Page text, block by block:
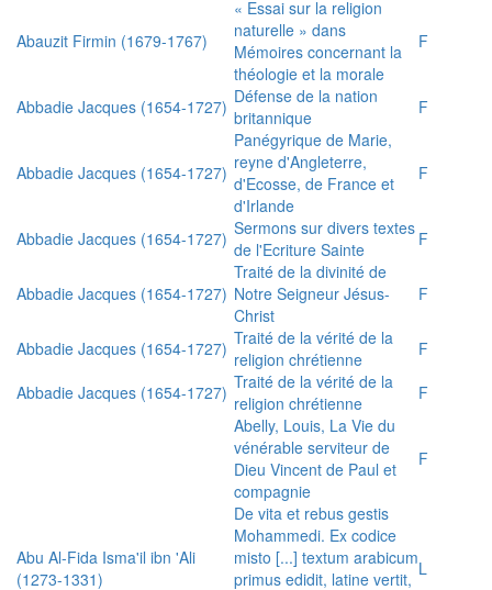
Abauzit Firmin (1679-1767)
« Essai sur la religion
naturelle » dans
Mémoires concernant la
théologie et la morale
F
Abbadie Jacques (1654-1727) Défense de la nation
britannique
F
Abbadie Jacques (1654-1727)
Panégyrique de Marie,
reyne d'Angleterre,
d'Ecosse, de France et
d'Irlande
F
Abbadie Jacques (1654-1727) Sermons sur divers textes
de l'Ecriture Sainte
F
Abbadie Jacques (1654-1727)
Traité de la divinité de
Notre Seigneur Jésus-
Christ
F
Abbadie Jacques (1654-1727) Traité de la vérité de la
religion chrétienne
F
Abbadie Jacques (1654-1727) Traité de la vérité de la
religion chrétienne
F
Abelly, Louis, La Vie du
vénérable serviteur de
Dieu Vincent de Paul et
compagnie
F
Abu Al-Fida Isma'il ibn 'Ali
(1273-1331)
De vita et rebus gestis
Mohammedi. Ex codice
misto [...] textum arabicum
primus edidit, latine vertit, L